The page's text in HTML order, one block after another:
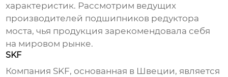
характеристик. Рассмотрим ведущих
производителей подшипников редуктора
моста, чья продукция зарекомендовала себя
на мировом рынке.
SKF
Компания SKF, основанная в Швеции, является